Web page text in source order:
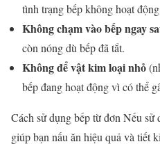
tình trạng bếp không hoạt
Không chạm vào bếp ngay
còn nóng dù bếp đã tắt.
Không để vật kim loại nhỏ
bếp đang hoạt động vì có thể
Cách sử dụng bếp từ đơn Nếu sử
giúp bạn nấu ăn hiệu quả và tiết